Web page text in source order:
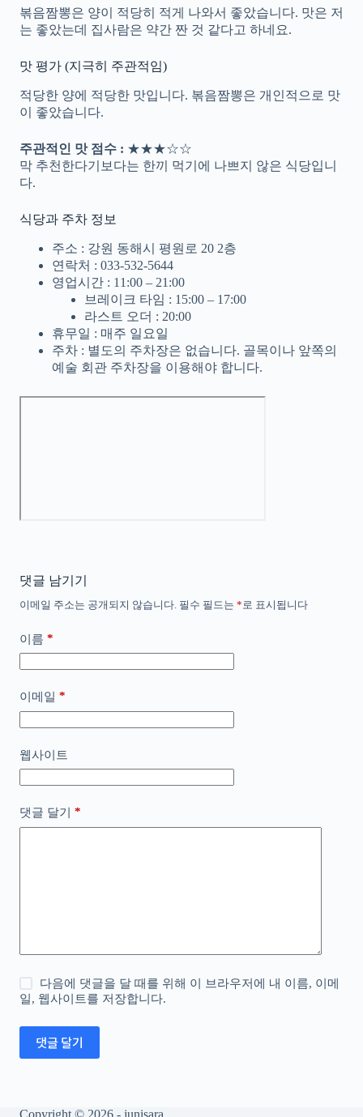
볶음짬뽕은 양이 적당히 적게 나와서 좋았습니다. 맛은 저
는 좋았는데 집사람은 약간 짠 것 같다고 하네요.
맛 평가 (지극히 주관적임)
적당한 양에 적당한 맛입니다. 볶음짬뽕은 개인적으로 맛
이 좋았습니다.
주관적인 맛 점수 : ★★★☆☆
막 추천한다기보다는 한끼 먹기에 나쁘지 않은 식당입니
다.
식당과 주차 정보
주소 : 강원 동해시 평원로 20 2층
연락처 : 033-532-5644
영업시간 : 11:00 – 21:00
브레이크 타임 : 15:00 – 17:00
라스트 오더 : 20:00
휴무일 : 매주 일요일
주차 : 별도의 주차장은 없습니다. 골목이나 앞쪽의
예술 회관 주차장을 이용해야 합니다.
댓글 남기기
이메일 주소는 공개되지 않습니다. 필수 필드는 * 로 표시됩니다
이름 *
이메일 *
웹사이트
댓글 달기 *
다음에 댓글을 달 때를 위해 이 브라우저에 내 이름, 이메
일, 웹사이트를 저장합니다.
댓글 달기
Copyright © 2026 - junisara